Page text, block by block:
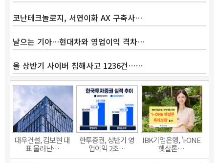
코난테크놀로지, 서연이화 AX 구축사…
날으는 기아…현대차와 영업이익 격차…
올 상반기 사이버 침해사고 1236건……
대우건설, 김보현 대
표 물러난…
한투증권, 상반기 영
업이익 2조…
IBK기업은행, 'i-ONE
햇살론…